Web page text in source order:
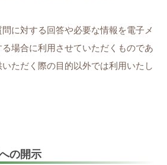
に対する回答や必要な情報を電子メ
場合に利用させていただくものであ
ただく際の目的以外では利用いたし
の開示